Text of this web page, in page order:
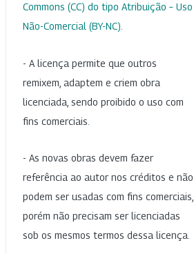
Commons (CC) do tipo Atribuição – Uso
Não-Comercial (BY-NC)
- A licença permite que outros
remixem, adaptem e criem obra
licenciada, sendo proibido o uso com
fins comerciais.
- As novas obras devem fazer
referência ao autor nos créditos e não
podem ser usadas com fins comerciais,
porém não precisam ser licenciadas
sob os mesmos termos dessa licença.